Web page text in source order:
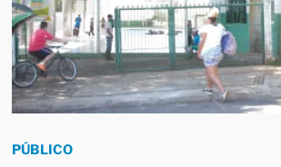
PÚBLICO